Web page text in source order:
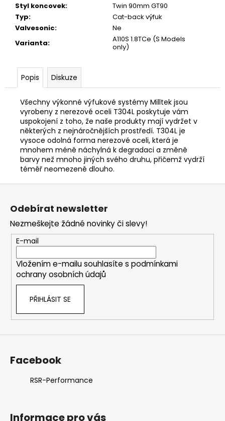
Styl koncovek:
Twin 90mm GT90
Typ:
Cat-back výfuk
Valvesonic:
Ne
Varianta:
A110S 1.8TCe (S Models
only)
Popis Diskuze
Všechny výkonné výfukové systémy Milltek jsou
vyrobeny z nerezové oceli T304L poskytuje vám
uspokojení z toho, že naše produkty mají vydržet v
některých z nejnáročnějších prostředí. T304L je
vysoce odolná forma nerezové oceli, která je
mnohem méně náchylná k degradaci a změně
barvy než mnoho jiných svého druhu, přičemž vydrží
téměř neomezeně dlouho.
Z
Odebírat newsletter
Nezmeškejte žádné novinky či slevy!
E-mail
Vložením e-mailu souhlasíte s podmínkami
ochrany osobních údajů
PŘIHLÁSIT SE
Facebook
RSR-Performance
Informace pro vás